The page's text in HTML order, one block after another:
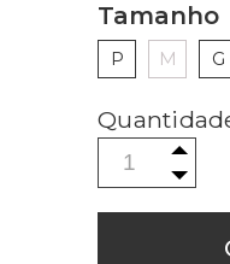
Tamanho
P M G